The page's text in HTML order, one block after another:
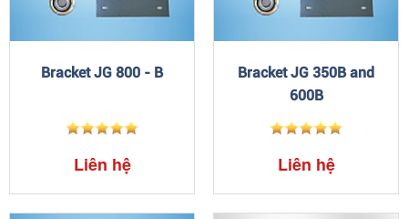
Bracket JG 800 - B
Liên hệ
Bracket JG 350B and
600B
Liên hệ